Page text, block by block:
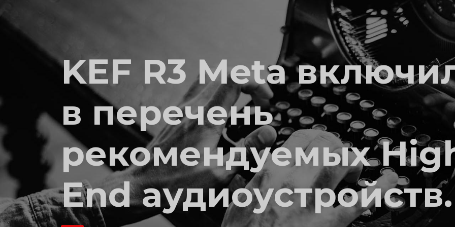
KEF R3 Meta
в перечень
рекомендуемых
End аудиоустройств.